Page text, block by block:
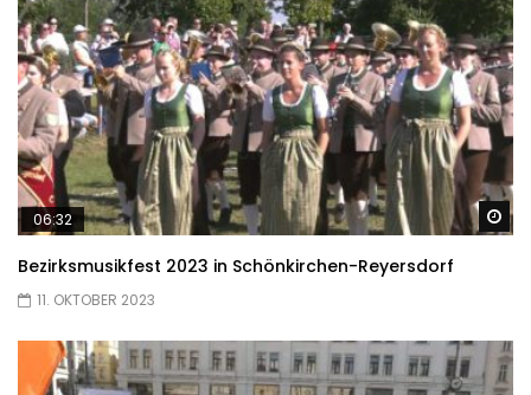
06:32
Bezirksmusikfest 2023 in Schönkirchen-Reyersdorf
11. OKTOBER 2023